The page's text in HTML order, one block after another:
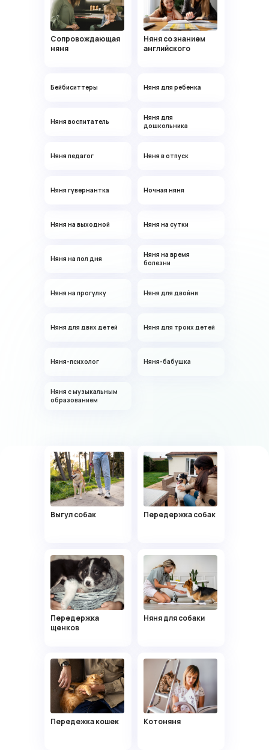
Сопровождающая
няня
Няня со знанием
английского
Бейбиситтеры Няня для ребенка
Няня воспитатель
Няня для
дошкольника
Няня педагог
Няня на выходной
Няня в отпуск
Няня на сутки
Няня гувернантка
Няня на пол дня
Ночная няня
Няня на время
болезни
Няня на прогулку Няня для двойни
Няня для двих детей Няня для троих детей
Няня-психолог Няня-бабушка
Няня с музыкальным
образованием
Выгул собак Передержка собак
Передержка
щенков
Няня для собаки
Передежка кошек Котоняня
Марина
Светлана
59 лет, Москва
Опыт няни с проживанием
в семье
Могу справляться сразу
с несколькими детьми
Анна
Работала с детьми
более 15 лет
46 лет, Москва
с детьми разных возрастов